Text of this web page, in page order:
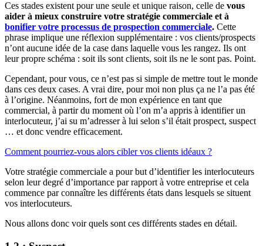
Ces stades existent pour une seule et unique raison, celle de vous
aider à mieux construire votre stratégie commerciale et à
bonifier votre processus de prospection commerciale. Cette
phrase implique une réflexion supplémentaire : vos clients/prospects
n’ont aucune idée de la case dans laquelle vous les rangez. Ils ont
leur propre schéma : soit ils sont clients, soit ils ne le sont pas. Point.
Cependant, pour vous, ce n’est pas si simple de mettre tout le monde
dans ces deux cases. A vrai dire, pour moi non plus ça ne l’a pas été
à l’origine. Néanmoins, fort de mon expérience en tant que
commercial, à partir du moment où l’on m’a appris à identifier un
interlocuteur, j’ai su m’adresser à lui selon s’il était prospect, suspect
… et donc vendre efficacement.
Comment pourriez-vous alors cibler vos clients idéaux ?
Votre stratégie commerciale a pour but d’identifier les interlocuteurs
selon leur degré d’importance par rapport à votre entreprise et cela
commence par connaître les différents états dans lesquels se situent
vos interlocuteurs.
Nous allons donc voir quels sont ces différents stades en détail.